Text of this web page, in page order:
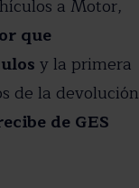
a Motor,
que
y la primera
de la devolución
de GES